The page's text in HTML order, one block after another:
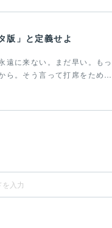
版」と定義せよ
遠に来ない。まだ早い。もっ
ら。そう言って打席をため…